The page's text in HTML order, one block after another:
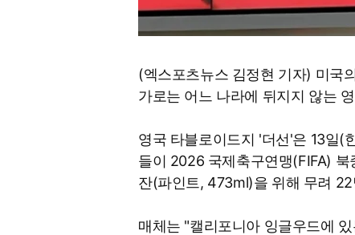
(엑스포츠뉴스 김정현 기자) 미국
가로는 어느 나라에 뒤지지 않는
영국 타블로이드지 '더선'은 13일(
들이 2026 국제축구연맹(FIFA) 북
잔(파인트, 473ml)을 위해 무려
매체는 "캘리포니아 잉글우드에